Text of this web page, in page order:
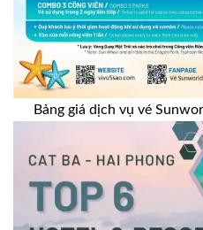
Bảng giá dịch vụ vé